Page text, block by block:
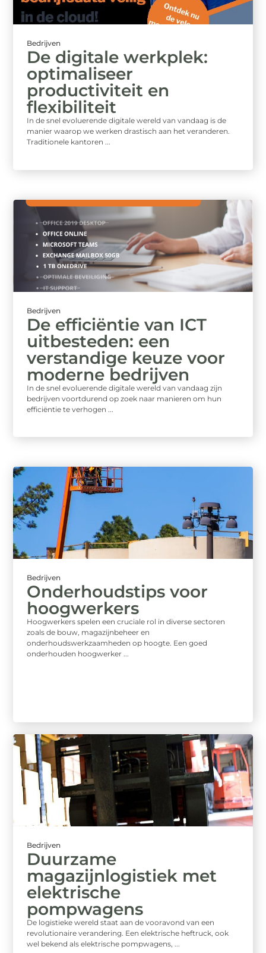
Bedrijven
De digitale werkplek:
optimaliseer
productiviteit en
flexibiliteit
In de snel evoluerende digitale wereld van vandaag is de
manier waarop we werken drastisch aan het veranderen.
Traditionele kantoren ...
Bedrijven
De efficiëntie van ICT
uitbesteden: een
verstandige keuze voor
moderne bedrijven
In de snel evoluerende digitale wereld van vandaag zijn
bedrijven voortdurend op zoek naar manieren om hun
efficiëntie te verhogen ...
Bedrijven
Onderhoudstips voor
hoogwerkers
Hoogwerkers spelen een cruciale rol in diverse sectoren
zoals de bouw, magazijnbeheer en
onderhoudswerkzaamheden op hoogte. Een goed
onderhouden hoogwerker ...
Bedrijven
Duurzame
magazijnlogistiek met
elektrische
pompwagens
De logistieke wereld staat aan de vooravond van een
revolutionaire verandering. Een elektrische heftruck, ook
wel bekend als elektrische pompwagens, ...